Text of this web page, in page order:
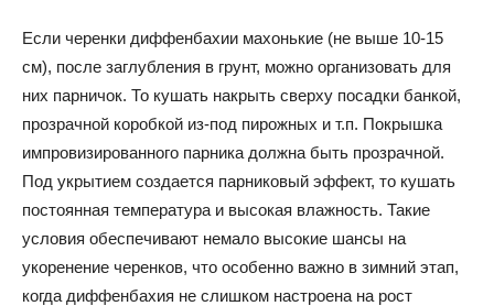
Если черенки диффенбахии махонькие (не выше 10-15
см), после заглубления в грунт, можно организовать для
них парничок. То кушать накрыть сверху посадки банкой,
прозрачной коробкой из-под пирожных и т.п. Покрышка
импровизированного парника должна быть прозрачной.
Под укрытием создается парниковый эффект, то кушать
постоянная температура и высокая влажность. Такие
условия обеспечивают немало высокие шансы на
укоренение черенков, что особенно важно в зимний этап,
когда диффенбахия не слишком настроена на рост